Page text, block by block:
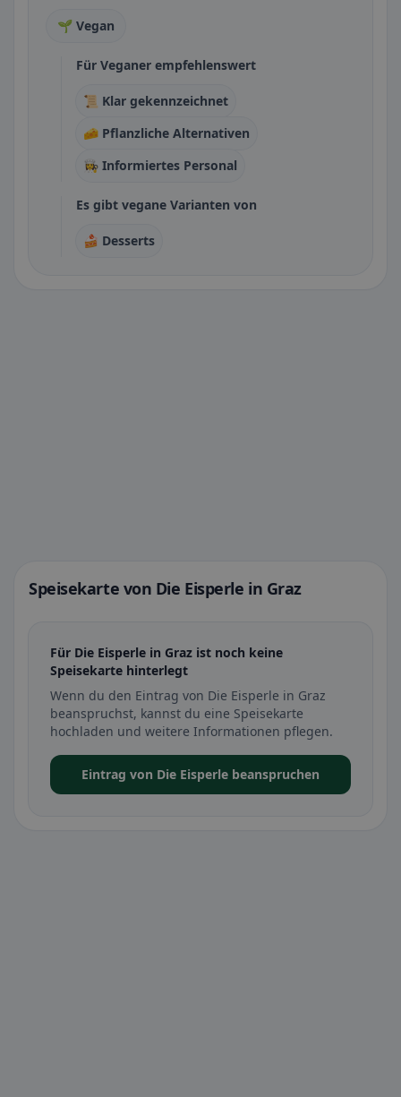
🌱 Vegan
Für Veganer empfehlenswert
📜 Klar gekennzeichnet
🧀 Pflanzliche Alternativen
👩‍🍳 Informiertes Personal
Es gibt vegane Varianten von
🍰 Desserts
Speisekarte von Die Eisperle in Graz
Für Die Eisperle in Graz ist noch keine
Speisekarte hinterlegt
Wenn du den Eintrag von Die Eisperle in Graz
beanspruchst, kannst du eine Speisekarte
hochladen und weitere Informationen pflegen.
Eintrag von Die Eisperle beanspruchen